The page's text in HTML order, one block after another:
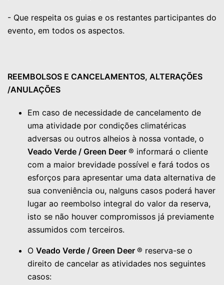
- Que respeita os guias e os restantes participantes do
evento, em todos os aspectos.
REEMBOLSOS E CANCELAMENTOS, ALTERAÇÕES
/ANULAÇÕES
Em caso de necessidade de cancelamento de
uma atividade por condições climatéricas
adversas ou outros alheios à nossa vontade, o
Veado Verde / Green Deer ® informará o cliente
com a maior brevidade possível e fará todos os
esforços para apresentar uma data alternativa de
sua conveniência ou, nalguns casos poderá haver
lugar ao reembolso integral do valor da reserva,
isto se não houver compromissos já previamente
assumidos com terceiros.
O Veado Verde / Green Deer ® reserva-se o
direito de cancelar as atividades nos seguintes
casos: